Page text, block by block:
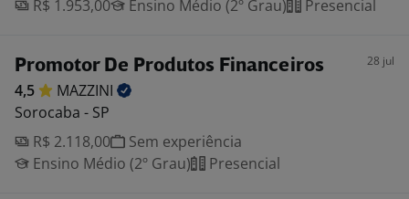
R$ 1.953,00
Ensino Médio (2º Grau) Presencial
Promotor De Produtos Financeiros 28 jul
4,5
MAZZINI
Sorocaba - SP
R$ 2.118,00
Sem experiência
Ensino Médio (2º Grau)
Presencial